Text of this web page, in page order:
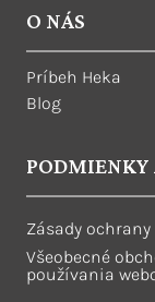
O NÁS
Príbeh Heka
Blog
PODMIENKY
Zásady
Všeobecné
používania